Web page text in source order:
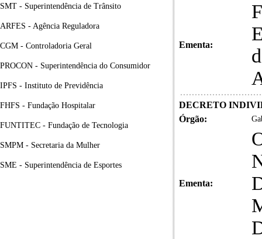
SMT - Superintendência de Trânsito
ARFES - Agência Reguladora
CGM - Controladoria Geral
PROCON - Superintendência do Consumidor
IPFS - Instituto de Previdência
FHFS - Fundação Hospitalar
FUNTITEC - Fundação de Tecnologia
SMPM - Secretaria da Mulher
SME - Superintendência de Esportes
Ementa:
DECRETO
Órgão:
Ementa: